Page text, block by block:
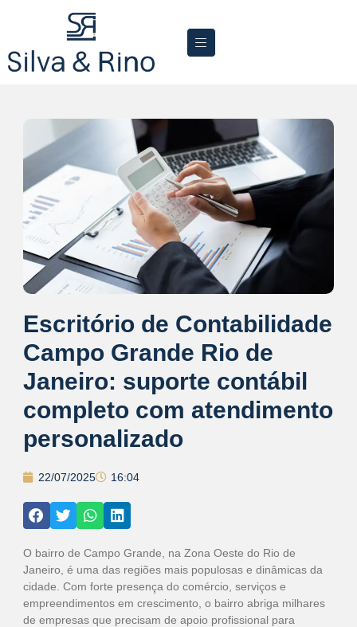
Escritório de Contabilidade
Campo Grande Rio de
Janeiro: suporte contábil
completo com atendimento
personalizado
22/07/2025 16:04
O bairro de Campo Grande, na Zona Oeste do Rio de
Janeiro, é uma das regiões mais populosas e dinâmicas da
cidade. Com forte presença do comércio, serviços e
empreendimentos em crescimento, o bairro abriga milhares
de empresas que precisam de apoio profissional para